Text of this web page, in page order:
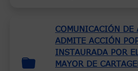
COMUNICACIÓN DE
ADMITE ACCIÓN
INSTAURADA POR
MAYOR DE